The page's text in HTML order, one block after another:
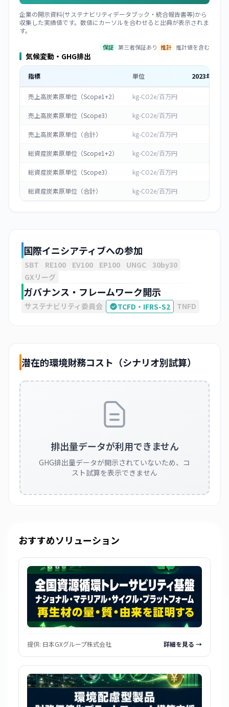
企業の開示資料(サステナビリティデータブック・統合報告書等)から
収集した実績値です。数値にカーソルを合わせると出典が表示されま
す。
保証 第三者保証あり 推計 推計値を含む
気候変動・GHG排出
指標 単位 2023年度
売上高炭素原単位（Scope1+2） kg-CO2e/百万円
売上高炭素原単位（Scope3） kg-CO2e/百万円
売上高炭素原単位（合計） kg-CO2e/百万円
総資産炭素原単位（Scope1+2） kg-CO2e/百万円
総資産炭素原単位（Scope3） kg-CO2e/百万円
総資産炭素原単位（合計） kg-CO2e/百万円
国際イニシアティブへの参加
SBT RE100 EV100 EP100 UNGC 30by30
GXリーグ
ガバナンス・フレームワーク開示
サステナビリティ委員会 TCFD・IFRS-S2 TNFD
潜在的環境財務コスト（シナリオ別試算）
排出量データが利用できません
GHG排出量データが開示されていないため、コ
スト試算を表示できません
おすすめソリューション
提供: 日本GXグループ株式会社 詳細を見る →